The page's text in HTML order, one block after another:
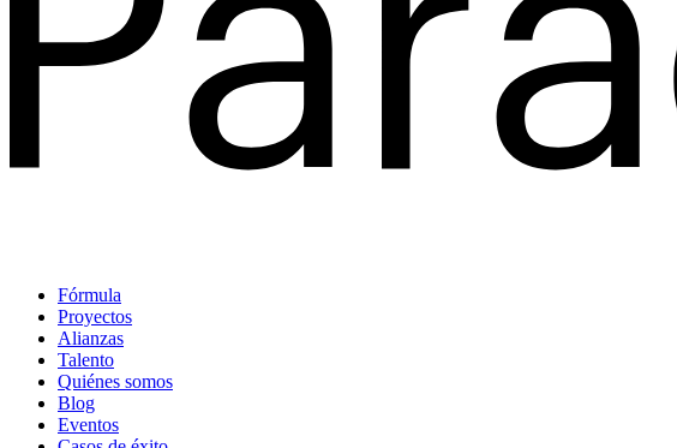
Fórmula
Proyectos
Alianzas
Talento
Quiénes somos
Blog
Eventos